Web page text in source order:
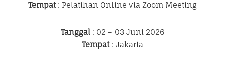
Tempat: Pelatihan Online via Zoom Meeting
Tanggal : 02 – 03 Juni 2026
Tempat: Jakarta